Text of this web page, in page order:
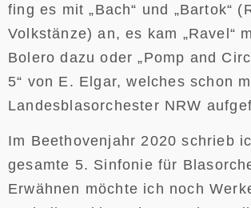
fing es mit „Bach“ und „Bartok“
Volkstänze) an, es kam „Ravel“
Bolero dazu oder „Pomp and
5“ von E. Elgar, welches schon
Landesblasorchester NRW
Im Beethovenjahr 2020 schrieb
gesamte 5. Sinfonie für
Erwähnen möchte ich noch